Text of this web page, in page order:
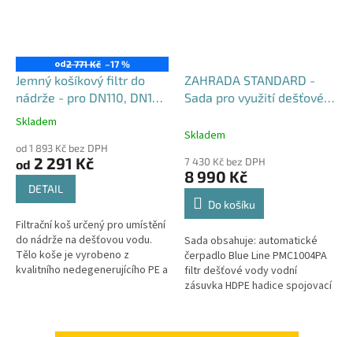
od2 771 Kč –17 %
Jemný košíkový filtr do
nádrže - pro DN110, DN125
i DN160
Průměrné
produktu
je
hvězdiček.
Skladem
od 1 893 Kč bez DPH
od 2 291 Kč
DETAIL
Filtrační koš určený pro umístění
do nádrže na dešťovou vodu.
Tělo koše je vyrobeno z
kvalitního nedegenerujícího PE a
ZAHRADA STANDARD -
Sada pro využití dešťové
Skladem
7 430 Kč bez DPH
8 990 Kč
Do košíku
Sada obsahuje: automatické
čerpadlo Blue Line PMC1004PA
filtr dešťové vody vodní
zásuvka HDPE hadice spojovací